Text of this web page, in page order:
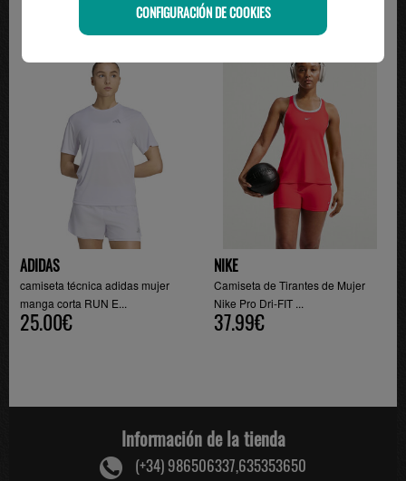
ADIDAS
camiseta técnica adidas mujer
manga corta RUN E...
25.00€
NIKE
Camiseta de Tirantes de Mujer
Nike Pro Dri-FIT ...
37.99€
Información de la tienda
(+34) 986506337,635353650
CONFIGURACIÓN DE COOKIES